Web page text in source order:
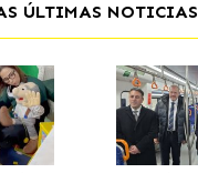
ÚLTIMAS NOTICIAS